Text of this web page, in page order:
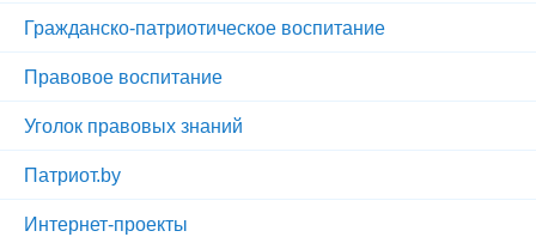
Гражданско-патриотическое воспитание
Правовое воспитание
Уголок правовых знаний
Патриот.by
Интернет-проекты